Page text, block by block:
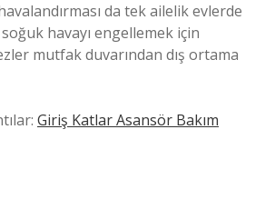
da tek ailelik evlerde
havayı engellemek için
mutfak duvarından dış ortama
Giriş Katlar Asansör Bakım